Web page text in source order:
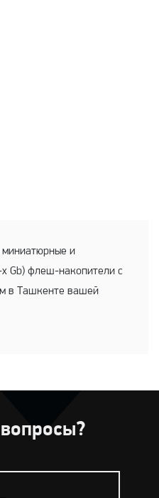
миниатюрные и
Gb) флеш-накопители с
в Ташкенте вашей